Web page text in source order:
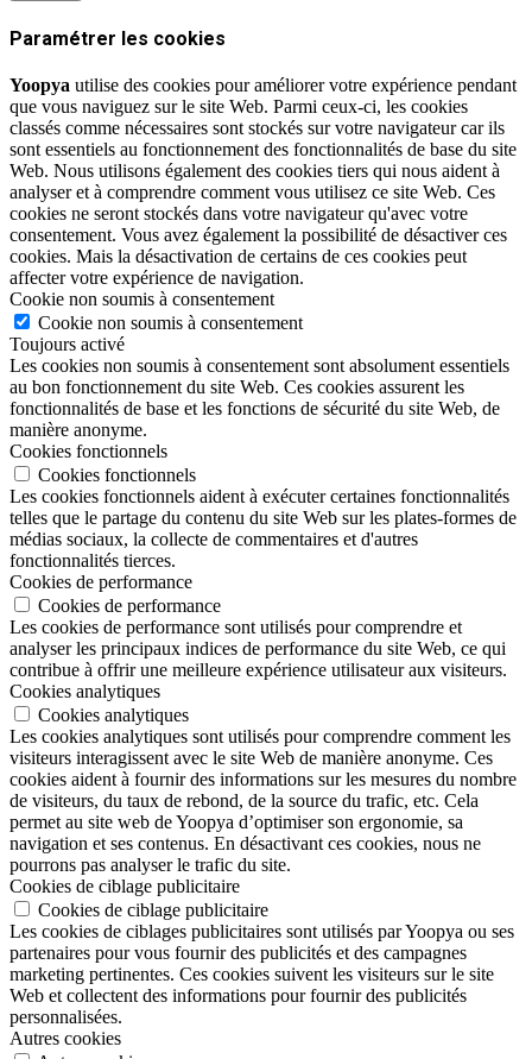
Paramétrer les cookies
Yoopya utilise des cookies pour améliorer votre expérience pendant
que vous naviguez sur le site Web. Parmi ceux-ci, les cookies
classés comme nécessaires sont stockés sur votre navigateur car ils
sont essentiels au fonctionnement des fonctionnalités de base du site
Web. Nous utilisons également des cookies tiers qui nous aident à
analyser et à comprendre comment vous utilisez ce site Web. Ces
cookies ne seront stockés dans votre navigateur qu'avec votre
consentement. Vous avez également la possibilité de désactiver ces
cookies. Mais la désactivation de certains de ces cookies peut
affecter votre expérience de navigation.
Cookie non soumis à consentement
Cookie non soumis à consentement
Toujours activé
Les cookies non soumis à consentement sont absolument essentiels
au bon fonctionnement du site Web. Ces cookies assurent les
fonctionnalités de base et les fonctions de sécurité du site Web, de
manière anonyme.
Cookies fonctionnels
Cookies fonctionnels
Les cookies fonctionnels aident à exécuter certaines fonctionnalités
telles que le partage du contenu du site Web sur les plates-formes de
médias sociaux, la collecte de commentaires et d'autres
fonctionnalités tierces.
Cookies de performance
Cookies de performance
Les cookies de performance sont utilisés pour comprendre et
analyser les principaux indices de performance du site Web, ce qui
contribue à offrir une meilleure expérience utilisateur aux visiteurs.
Cookies analytiques
Cookies analytiques
Les cookies analytiques sont utilisés pour comprendre comment les
visiteurs interagissent avec le site Web de manière anonyme. Ces
cookies aident à fournir des informations sur les mesures du nombre
de visiteurs, du taux de rebond, de la source du trafic, etc. Cela
permet au site web de Yoopya d’optimiser son ergonomie, sa
navigation et ses contenus. En désactivant ces cookies, nous ne
pourrons pas analyser le trafic du site.
Cookies de ciblage publicitaire
Cookies de ciblage publicitaire
Les cookies de ciblages publicitaires sont utilisés par Yoopya ou ses
partenaires pour vous fournir des publicités et des campagnes
marketing pertinentes. Ces cookies suivent les visiteurs sur le site
Web et collectent des informations pour fournir des publicités
personnalisées.
Autres cookies